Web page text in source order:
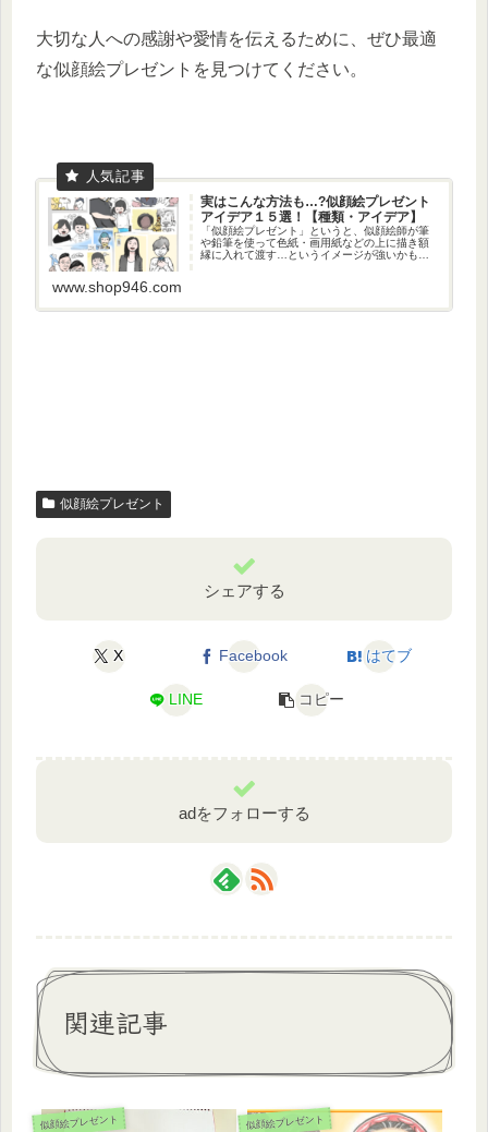
大切な人への感謝や愛情を伝えるために、ぜひ最適
な似顔絵プレゼントを見つけてください。
実はこんな方法も…?似顔絵プレゼント
アイデア１５選！【種類・アイデア】
「似顔絵プレゼント」というと、似顔絵師が筆
や鉛筆を使って色紙・画用紙などの上に描き額
縁に入れて渡す…というイメージが強いかもし
www.shop946.com
似顔絵プレゼント
シェアする
X Facebook はてブ
LINE コピー
adをフォローする
関連記事
似顔絵プレゼント 似顔絵プレゼント